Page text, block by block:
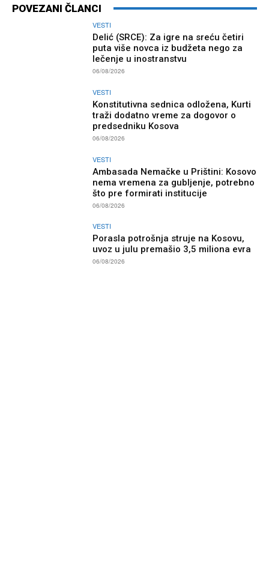
POVEZANI ČLANCI
VESTI
Delić (SRCE): Za igre na sreću četiri
puta više novca iz budžeta nego za
lečenje u inostranstvu
06/08/2026
VESTI
Konstitutivna sednica odložena, Kurti
traži dodatno vreme za dogovor o
predsedniku Kosova
06/08/2026
VESTI
Ambasada Nemačke u Prištini: Kosovo
nema vremena za gubljenje, potrebno
što pre formirati institucije
06/08/2026
VESTI
Porasla potrošnja struje na Kosovu,
uvoz u julu premašio 3,5 miliona evra
06/08/2026